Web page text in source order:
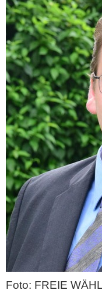
Foto: FREIE